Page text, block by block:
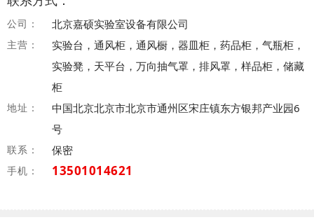
公司： 北京嘉硕实验室设备有限公司
主营：
实验台，通风柜，通风橱，器皿柜，药品柜，气瓶柜，
实验凳，天平台，万向抽气罩，排风罩，样品柜，储藏
柜
地址：
中国北京北京市北京市通州区宋庄镇东方银邦产业园6
号
联系： 保密
手机： 13501014621